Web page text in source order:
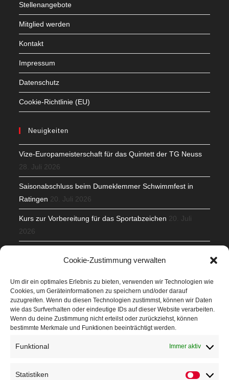
Cookie-Zustimmung verwalten
Um dir ein optimales Erlebnis zu bieten, verwenden wir Technologien wie
Cookies, um Geräteinformationen zu speichern und/oder darauf
zuzugreifen. Wenn du diesen Technologien zustimmst, können wir Daten
wie das Surfverhalten oder eindeutige IDs auf dieser Website verarbeiten.
Wenn du deine Zustimmung nicht erteilst oder zurückziehst, können
bestimmte Merkmale und Funktionen beeinträchtigt werden.
Funktional Immer aktiv
Statistiken
Stellenangebote
Mitglied werden
Kontakt
Impressum
Datenschutz
Cookie-Richtlinie (EU)
Neuigkeiten
Vize-Europameisterschaft für das Quintett der TG Neuss
28. Juli 2026
Saisonabschluss beim Dumeklemmer Schwimmfest in
Ratingen 20. Juli 2026
Kurs zur Vorbereitung für das Sportabzeichen 20. Juli
2026
Veranstaltungen
Höffner Run